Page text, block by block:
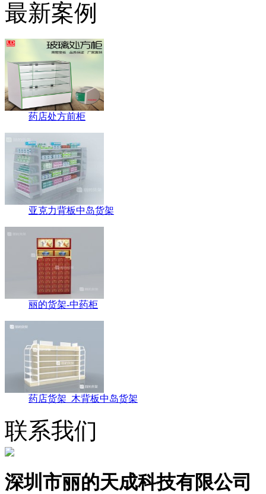
最新案例
药店处方前柜
亚克力背板中岛货架
丽的货架-中药柜
药店货架_木背板中岛货架
联系我们
深圳市丽的天成科技有限公司